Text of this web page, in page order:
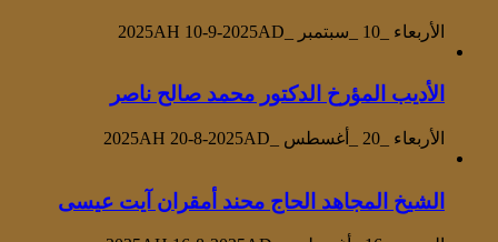
الأربعاء _10 _سبتمبر _2025AH 10-9-2025AD
الأديب المؤرخ الدكتور محمد صالح ناصر
الأربعاء _20 _أغسطس _2025AH 20-8-2025AD
الشيخ المجاهد الحاج محند أمقران آيت عيسى